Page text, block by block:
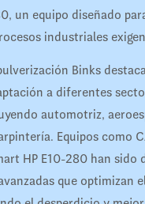
un equipo diseñado
industriales
Binks
a diferentes
automotriz,
Equipos como
HP E10-280 han sido
que optimizan